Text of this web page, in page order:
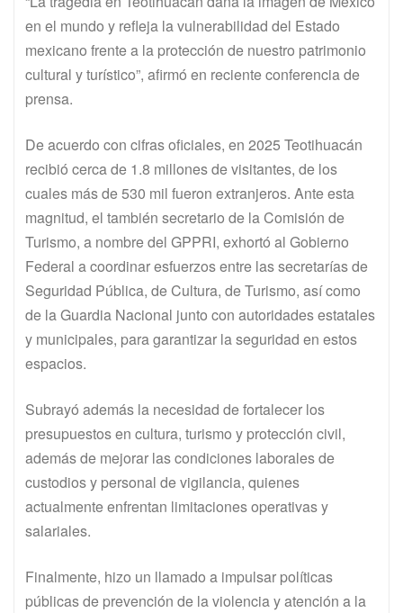
en el mundo y refleja la vulnerabilidad del Estado
mexicano frente a la protección de nuestro patrimonio
cultural y turístico”, afirmó en reciente conferencia de
prensa.
De acuerdo con cifras oficiales, en 2025 Teotihuacán
recibió cerca de 1.8 millones de visitantes, de los
cuales más de 530 mil fueron extranjeros. Ante esta
magnitud, el también secretario de la Comisión de
Turismo, a nombre del GPPRI, exhortó al Gobierno
Federal a coordinar esfuerzos entre las secretarías de
Seguridad Pública, de Cultura, de Turismo, así como
de la Guardia Nacional junto con autoridades estatales
y municipales, para garantizar la seguridad en estos
espacios.
Subrayó además la necesidad de fortalecer los
presupuestos en cultura, turismo y protección civil,
además de mejorar las condiciones laborales de
custodios y personal de vigilancia, quienes
actualmente enfrentan limitaciones operativas y
salariales.
Finalmente, hizo un llamado a impulsar políticas
públicas de prevención de la violencia y atención a la